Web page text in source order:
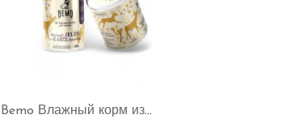
Bemo Влажный корм из